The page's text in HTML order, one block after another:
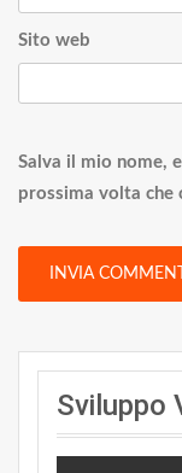
Sito web
Salva il mio nome,
prossima volta che
Sviluppo